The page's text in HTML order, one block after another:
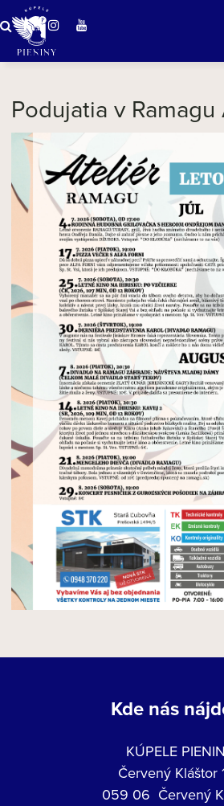
...kultúra na
Podujatia v
Kde nás
KÚPELE
Červený Kláštor
059 06 Červený